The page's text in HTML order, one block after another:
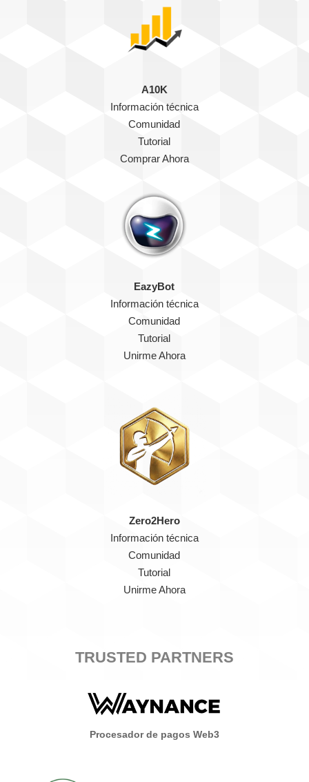
A10K
Información técnica
Comunidad
Tutorial
Comprar Ahora
EazyBot
Información técnica
Comunidad
Tutorial
Unirme Ahora
Zero2Hero
Información técnica
Comunidad
Tutorial
Unirme Ahora
TRUSTED PARTNERS
Procesador de pagos Web3